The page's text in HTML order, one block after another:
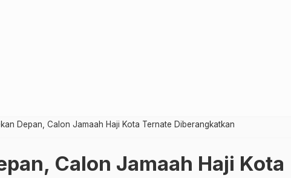
Depan, Calon Jamaah Haji Kota Ternate Diberangkatkan
Calon Jamaah Haji Kota